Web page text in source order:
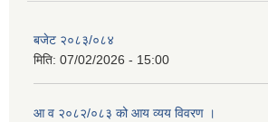
बजेट २०८३/०८४
मिति: 07/02/2026 - 15:00
आ व २०८२/०८३ को आय व्यय विवरण ।